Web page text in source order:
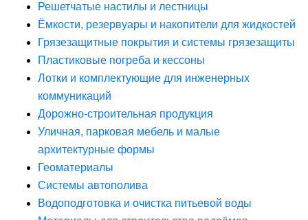
Решетчатые настилы и лестницы
Ёмкости, резервуары и накопители для жидкостей
Грязезащитные покрытия и системы грязезащиты
Пластиковые погреба и кессоны
Лотки и комплектующие для инженерных
коммуникаций
Дорожно-строительная продукция
Уличная, парковая мебель и малые
архитектурные формы
Геоматериалы
Системы автополива
Водоподготовка и очистка питьевой воды